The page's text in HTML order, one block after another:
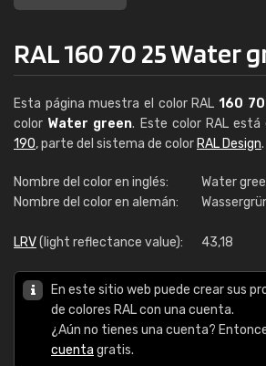
RAL 160 70 25 Water
Esta página muestra el color RAL 160
color Water green. Este color RAL
190, parte del sistema de color RAL Design.
Nombre del color en inglés:
Water
Nombre del color en alemán:
LRV(light reflectance value): 43,18
En este sitio web puede crear sus
de colores RAL con una cuenta.
¿Aún no tienes una cuenta?
cuenta gratis.